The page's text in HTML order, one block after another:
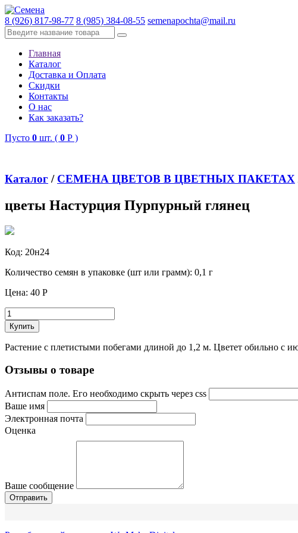
8 (926) 817-98-77 8 (985) 384-08-55 semenapochta@mail.ru
Главная
Каталог
Доставка и Оплата
Скидки
Контакты
О нас
Как заказать?
Пусто 0 шт. ( 0 Р )
Каталог / СЕМЕНА ЦВЕТОВ В ЦВЕТНЫХ ПАКЕТАХ
цветы Настурция Пурпурный глянец
Код: 20н24
Количество семян в упаковке (шт или грамм): 0,1 г
Цена: 40 Р
Купить
Растение с плетистыми побегами длиной до 1,2 м. Цветет обильно с
Отзывы о товаре
Антиспам поле. Его необходимо скрыть через css
Ваше имя
Электронная почта
Оценка
Ваше сообщение